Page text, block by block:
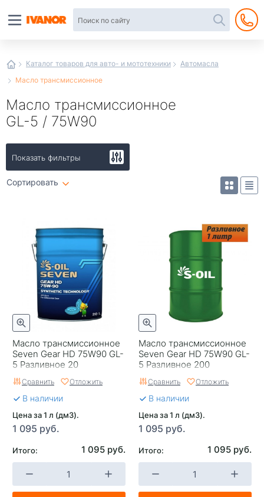
Каталог товаров для авто- и мототехники
Автомасла
Масло трансмиссионное
Масло трансмиссионное
GL-5 / 75W90
Показать фильтры
Сортировать
Масло трансмиссионное
Seven Gear HD 75W90 GL-
5 Разливное 20
Сравнить Отложить
В наличии
Цена за 1 л (дм3).
1 095 руб.
Итого: 1 095 руб.
Масло трансмиссионное
Seven Gear HD 75W90 GL-
5 Разливное 200
Сравнить Отложить
В наличии
Цена за 1 л (дм3).
1 095 руб.
Итого: 1 095 руб.
интернет-